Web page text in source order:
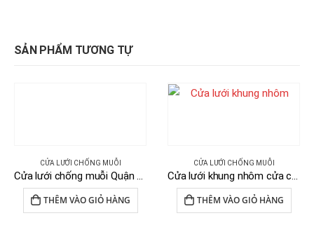
SẢN PHẨM TƯƠNG TỰ
CỬA LƯỚI CHỐNG MUỖI
Cửa lưới chống muỗi Quận 12
THÊM VÀO GIỎ HÀNG
CỬA LƯỚI CHỐNG MUỖI
Cửa lưới khung nhôm cửa chống muỗi ngăn côn trùng cao cấp
THÊM VÀO GIỎ HÀNG